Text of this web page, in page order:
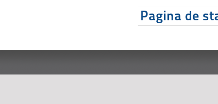
Pagina de